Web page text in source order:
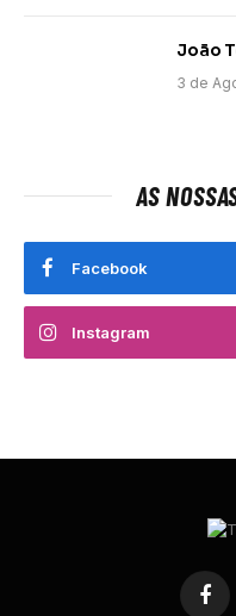
João
3 de
AS
Facebook
Instagram